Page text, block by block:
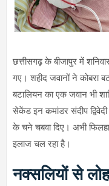
छत्तीसगढ़ के बीजापुर में
गए। शहीद जवानों ने कोबरा
बटालियन का एक जवान भी
सेकेंड इन कमांडर संदीप
के चने चबवा दिए। अभी
इलाज चल रहा है।
नक्सलियों से